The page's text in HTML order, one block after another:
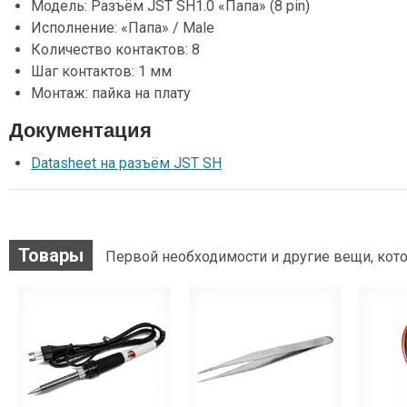
Модель: Разъём JST SH1.0 «Папа» (8 pin)
Исполнение: «Папа» / Male
Количество контактов: 8
Шаг контактов: 1 мм
Монтаж: пайка на плату
Документация
Datasheet на разъём JST SH
Товары Первой необходимости и другие вещи,